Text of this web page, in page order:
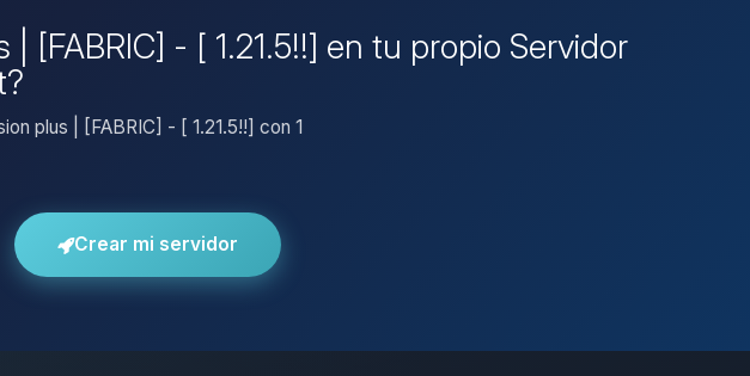
[FABRIC] - [ 1.21.5!!] en tu propio Servidor
plus | [FABRIC] - [ 1.21.5!!] con 1
Crear mi servidor